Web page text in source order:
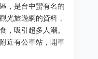
，是台中蠻有名的
光旅遊網的資料，
，吸引超多人潮。
近有公車站，開車